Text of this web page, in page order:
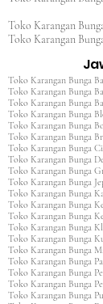
Toko Karangan
Toko Karangan
Toko Karangan Bunga
Toko Karangan Bunga
Toko Karangan Bunga
Toko Karangan Bunga
Toko Karangan Bunga
Toko Karangan Bunga
Toko Karangan Bunga
Toko Karangan Bunga
Toko Karangan Bunga
Toko Karangan Bunga
Toko Karangan Bunga
Toko Karangan Bunga
Toko Karangan Bunga
Toko Karangan Bunga
Toko Karangan Bunga
Toko Karangan Bunga
Toko Karangan Bunga
Toko Karangan Bunga
Toko Karangan Bunga
Toko Karangan Bunga